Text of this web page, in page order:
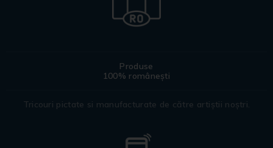
Produse
100% românești
Tricouri pictate si manufacturate de către artiștii noștri.